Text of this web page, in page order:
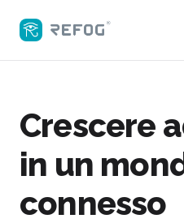
Crescere
in un
connesso